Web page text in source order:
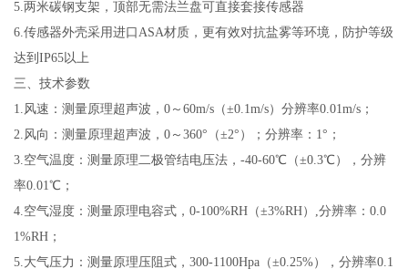
5.两米碳钢支架，顶部无需法兰盘可直接套接传感器
6.传感器外壳采用进口 ASA材质，更有效对抗盐雾等环境，防护等级
达到IP65以上
三、技术参数
1. 风速：测量原理超声波，0 ～60m/s （±0.1m/s）分辨率0.01m/s ；
2. 风向：测量原理超声波，0 ～360°（±2°）；分辨率： 1°；
3. 空气温度：测量原理二极管结电压法，-40-60℃（±0.3℃），分辨
率0.01℃；
4. 空气湿度：测量原理电容式，0-100%RH （±3%RH） ,分辨率：0.0
1%RH ；
5. 大气压力：测量原理压阻式，300-1100Hpa （±0.25%），分辨率0.1